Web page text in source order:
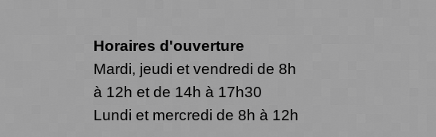
Horaires d'ouverture
Mardi, jeudi et vendredi de 8h
à 12h et de 14h à 17h30
Lundi et mercredi de 8h à 12h